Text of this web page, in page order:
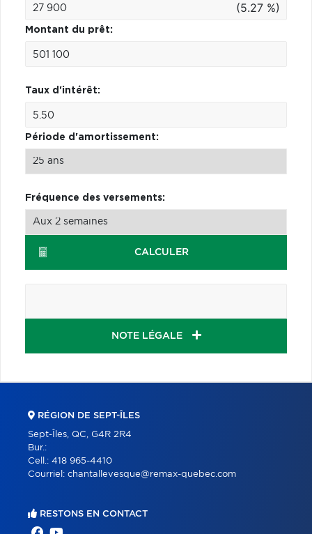
(5.27 %)
Montant du prêt:
Taux d'intérêt:
Période d'amortissement:
Fréquence des versements:
CALCULER
NOTE LÉGALE
RÉGION DE SEPT-ÎLES
Sept-Îles, QC, G4R 2R4
Bur.:
Cell.: 418 965-4410
Courriel: chantallevesque@remax-quebec.com
RESTONS EN CONTACT